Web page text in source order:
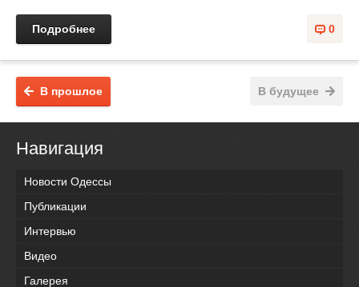
0
Подробнее
В будущее
В прошлое
Навигация
Новости Одессы
Публикации
Интервью
Видео
Галерея